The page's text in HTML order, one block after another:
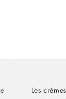
Les